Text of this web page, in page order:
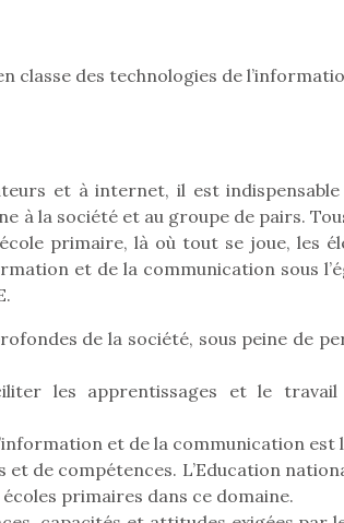
classe des technologies de
et à internet, il est indispensable
à la société et au groupe de pairs.
primaire, là où tout se joue, les
et de la communication sous
de la société, sous peine de
les apprentissages et le travail
et de la communication est
de compétences. L’Education
primaires dans ce domaine.
Pâques 2026 : chocolats
et idées pour une chasse
aux œufs magique en
Chocolats à petits prix,
jouets malins et idées
organiser une chasse aux
Pâques
et idées
aux œufs
Chocolats
jouets
organiser